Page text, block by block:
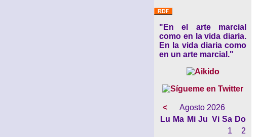
"En el arte marcial
como en la vida diaria.
En la vida diaria como
en un arte marcial."
<
Agosto 2026
Lu Ma Mi Ju Vi Sa Do
1
2